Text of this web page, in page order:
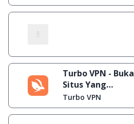
Turbo VPN - Buka
Situs Yang
Diblokir
Turbo VPN